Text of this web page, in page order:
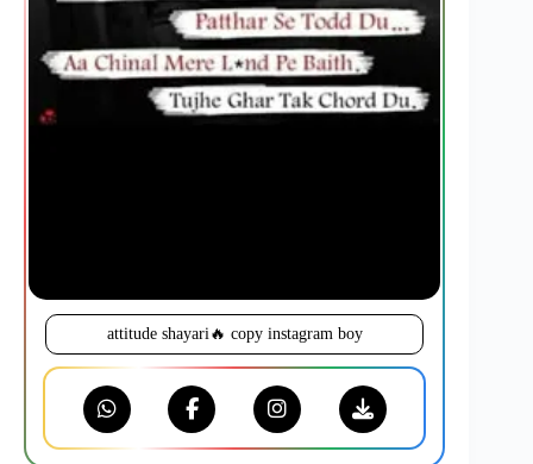
attitude shayari🔥 copy instagram boy